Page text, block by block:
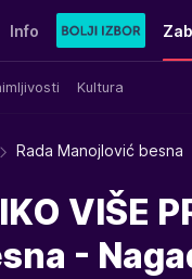
Info
Kultura
Rada Manojlović besna
VIŠE
-